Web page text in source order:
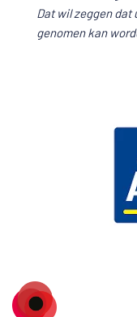
Dat wil zeggen
genomen kan